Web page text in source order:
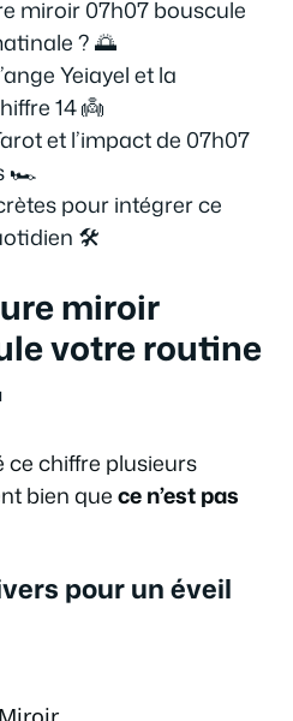
miroir 07h07 bouscule
? 🌅
Yeiayel et la
14 👼
et l’impact de 07h07
🏎️
pour intégrer ce
🛠️
miroir
votre routine
chiffre plusieurs
bien quece n’est pas
pour un éveil